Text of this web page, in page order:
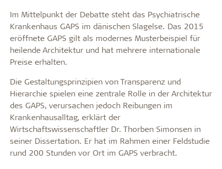
Im Mittelpunkt der Debatte steht das Psychiatrische
Krankenhaus GAPS im dänischen Slagelse. Das 2015
eröffnete GAPS gilt als modernes Musterbeispiel für
heilende Architektur und hat mehrere internationale
Preise erhalten.
Die Gestaltungsprinzipien von Transparenz und
Hierarchie spielen eine zentrale Rolle in der Architektur
des GAPS, verursachen jedoch Reibungen im
Krankenhausalltag, erklärt der
Wirtschaftswissenschaftler Dr. Thorben Simonsen in
seiner Dissertation. Er hat im Rahmen einer Feldstudie
rund 200 Stunden vor Ort im GAPS verbracht.